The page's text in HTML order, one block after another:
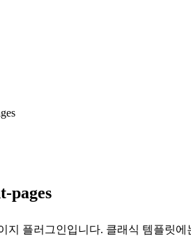
pages
지 플러그인입니다. 클래식 템플릿